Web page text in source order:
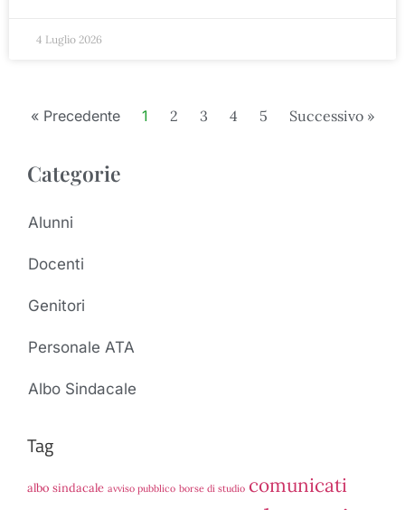
4 Luglio 2026
« Precedente 1 2 3 4 5 Successivo »
Categorie
Alunni
Docenti
Genitori
Personale ATA
Albo Sindacale
Tag
albo sindacale avviso pubblico borse di studio comunicati